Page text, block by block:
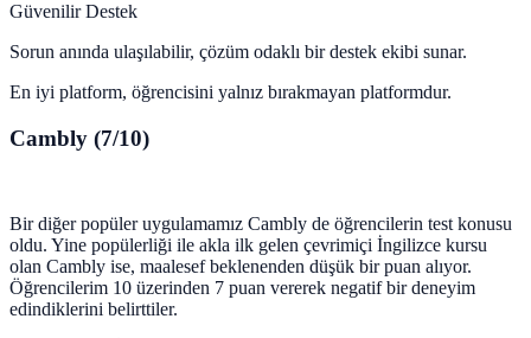
Güvenilir Destek
Sorun anında ulaşılabilir, çözüm odaklı bir destek ekibi sunar.
En iyi platform, öğrencisini yalnız bırakmayan platformdur.
Cambly (7/10)
Bir diğer popüler uygulamamız Cambly de öğrencilerin test konusu
oldu. Yine popülerliği ile akla ilk gelen çevrimiçi İngilizce kursu
olan Cambly ise, maalesef beklenenden düşük bir puan alıyor.
Öğrencilerim 10 üzerinden 7 puan vererek negatif bir deneyim
edindiklerini belirttiler.